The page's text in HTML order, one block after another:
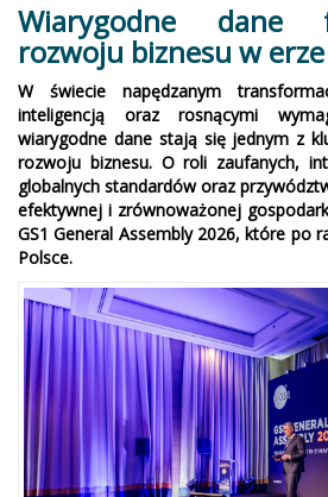
Wiarygodne dane
rozwoju biznesu w erze
W świecie napędzanym
inteligencją oraz rosnącymi
wiarygodne dane stają się jednym z
rozwoju biznesu. O roli zaufanych,
globalnych standardów oraz
efektywnej i zrównoważonej
GS1 General Assembly 2026, które po
Polsce.